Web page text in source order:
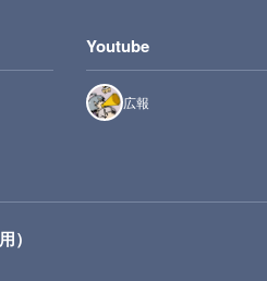
Youtube
広報
）